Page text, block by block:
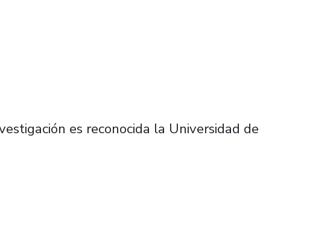
es reconocida la Universidad de
de calidad de U. de Santiago